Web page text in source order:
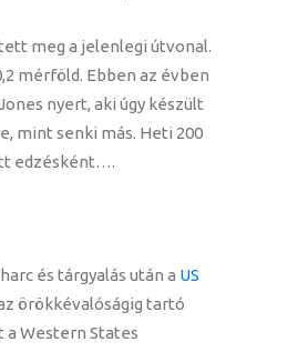
meg a jelenlegi útvonal.
mérföld. Ebben az évben
nyert, aki úgy készült
mint senki más. Heti 200
edzésként….
és tárgyalás után a US
örökkévalóságig tartó
a Western States